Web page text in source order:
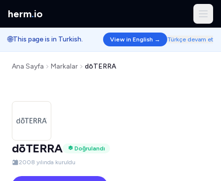
herm.io
🌐This page is in Turkish. View in English → Türkçe devam et
Ana Sayfa Markalar dōTERRA
dōTERRA
Doğrulandı
2008 yılında kuruldu